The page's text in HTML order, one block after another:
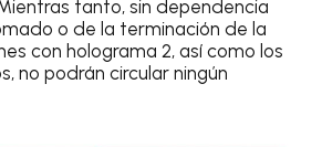
tanto, sin dependencia
o de la terminación de la
con holograma 2, así como los
no podrán circular ningún